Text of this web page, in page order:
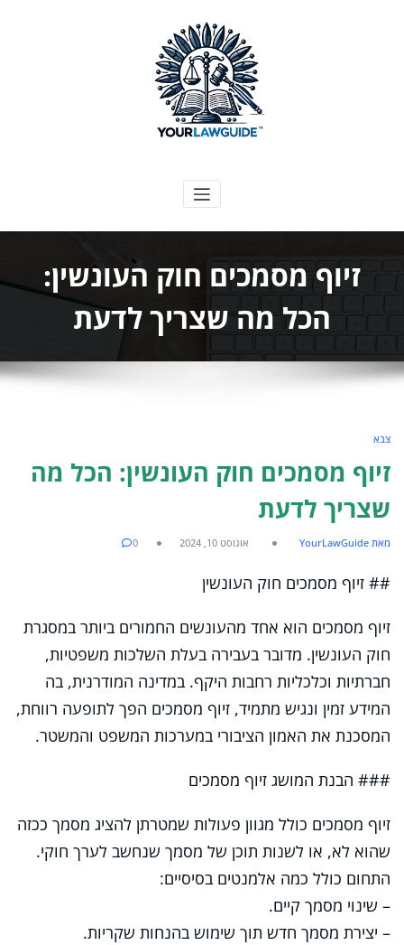
המדריך המשפטי שלך
זיוף מסמכים חוק העונשין:
הכל מה שצריך לדעת
צבא
זיוף מסמכים חוק העונשין: הכל מה
שצריך לדעת
מאת YourLawGuide אוגוסט 10, 2024 0
## זיוף מסמכים חוק העונשין
זיוף מסמכים הוא אחד מהעונשים החמורים ביותר במסגרת
חוק העונשין. מדובר בעבירה בעלת השלכות משפטיות,
חברתיות וכלכליות רחבות היקף. במדינה המודרנית, בה
המידע זמין ונגיש מתמיד, זיוף מסמכים הפך לתופעה רווחת,
המסכנת את האמון הציבורי במערכות המשפט והמשטר.
### הבנת המושג זיוף מסמכים
זיוף מסמכים כולל מגוון פעולות שמטרתן להציג מסמך ככזה
שהוא לא, או לשנות תוכן של מסמך שנחשב לערך חוקי.
התחום כולל כמה אלמנטים בסיסיים:
– שינוי מסמך קיים.
– יצירת מסמך חדש תוך שימוש בהנחות שקריות.